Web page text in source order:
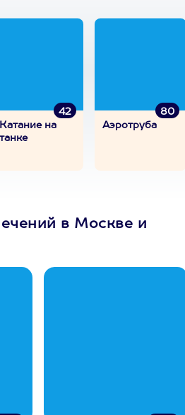
42
Катание на
танке
80
Аэротруба
в Москве и